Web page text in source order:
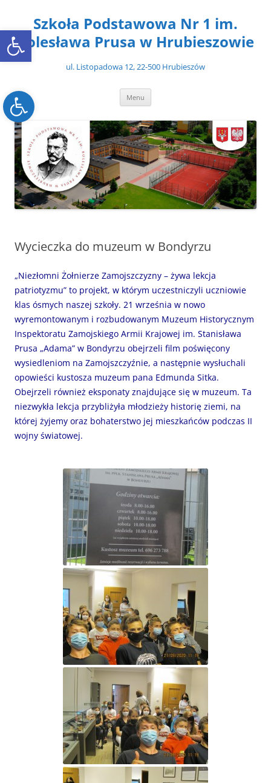
Open toolbar
Open toolbar
treściSzkoła Podstawowa Nr 1 im.
Bolesława Prusa w Hrubieszowie
ul. Listopadowa 12, 22-500 Hrubieszów
Menu
Wycieczka do muzeum w Bondyrzu
„Niezłomni Żołnierze Zamojszczyzny – żywa lekcja
patriotyzmu” to projekt, w którym uczestniczyli uczniowie
klas ósmych naszej szkoły. 21 września w nowo
wyremontowanym i rozbudowanym Muzeum Historycznym
Inspektoratu Zamojskiego Armii Krajowej im. Stanisława
Prusa „Adama” w Bondyrzu obejrzeli film poświęcony
wysiedleniom na Zamojszczyźnie, a następnie wysłuchali
opowieści kustosza muzeum pana Edmunda Sitka.
Obejrzeli również eksponaty znajdujące się w muzeum. Ta
niezwykła lekcja przybliżyła młodzieży historię ziemi, na
której żyjemy oraz bohaterstwo jej mieszkańców podczas II
wojny światowej.